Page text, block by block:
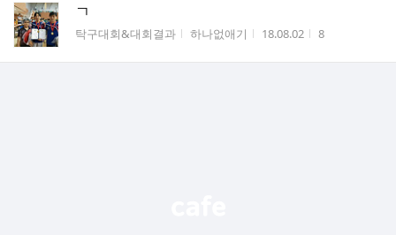
ㄱ
게시판명
탁구대회&대회결과 작성자
하나없애기 작성시간
18.08.02 조회수
8